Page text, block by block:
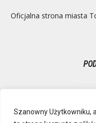
Szanowny Użytkowniku,
Oficjalna strona miasta